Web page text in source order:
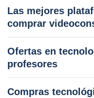
Las mejores
comprar
Ofertas en
profesores
Compras